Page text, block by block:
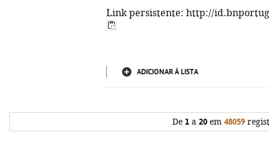
Link persistente: http://
ADICIONAR À LISTA
De 1 a 20 em 48059